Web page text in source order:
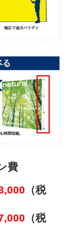
費
（税
（税